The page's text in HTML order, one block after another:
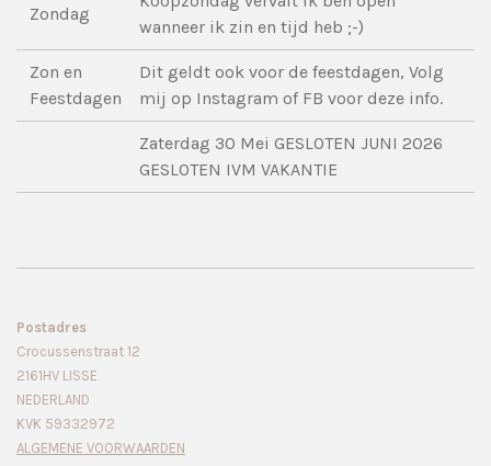
Zondag
wanneer ik zin en tijd heb ;-)
Zon en
Feestdagen
Dit geldt ook voor de feestdagen, Volg
mij op Instagram of FB voor deze info.
Zaterdag 30 Mei GESLOTEN JUNI 2026
GESLOTEN IVM VAKANTIE
Postadres
Crocussenstraat 12
2161HV LISSE
NEDERLAND
KVK 59332972
ALGEMENE VOORWAARDEN